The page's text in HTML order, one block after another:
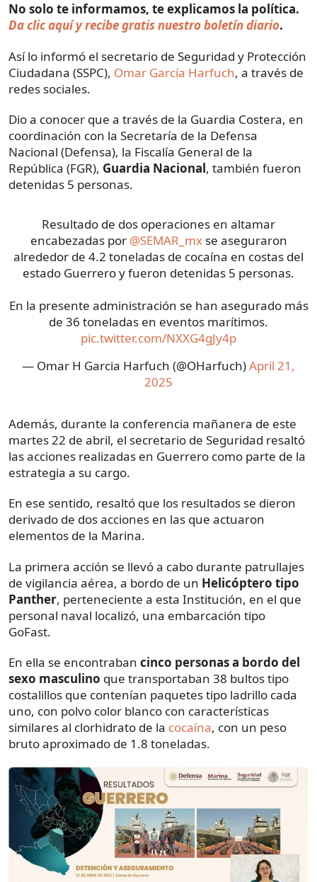
No solo te informamos, te explicamos la política.
Da clic aquí y recibe gratis nuestro boletín diario.
Así lo informó el secretario de Seguridad y Protección
Ciudadana (SSPC), Omar García Harfuch, a través de
redes sociales.
Dio a conocer que a través de la Guardia Costera, en
coordinación con la Secretaría de la Defensa
Nacional (Defensa), la Fiscalía General de la
República (FGR), Guardia Nacional, también fueron
detenidas 5 personas.
Resultado de dos operaciones en altamar
encabezadas por @SEMAR_mxse aseguraron
alrededor de 4.2 toneladas de cocaína en costas del
estado Guerrero y fueron detenidas 5 personas.
En la presente administración se han asegurado más
de 36 toneladas en eventos marítimos.
pic.twitter.com/NXXG4gJy4p
— Omar H Garcia Harfuch (@OHarfuch)April 21,
2025
Además, durante la conferencia mañanera de este
martes 22 de abril, el secretario de Seguridad resaltó
las acciones realizadas en Guerrero como parte de la
estrategia a su cargo.
En ese sentido, resaltó que los resultados se dieron
derivado de dos acciones en las que actuaron
elementos de la Marina.
La primera acción se llevó a cabo durante patrullajes
de vigilancia aérea, a bordo de un Helicóptero tipo
Panther, perteneciente a esta Institución, en el que
personal naval localizó, una embarcación tipo
GoFast.
En ella se encontraban cinco personas a bordo del
sexo masculino que transportaban 38 bultos tipo
costalillos que contenían paquetes tipo ladrillo cada
uno, con polvo color blanco con características
similares al clorhidrato de la cocaína, con un peso
bruto aproximado de 1.8 toneladas.